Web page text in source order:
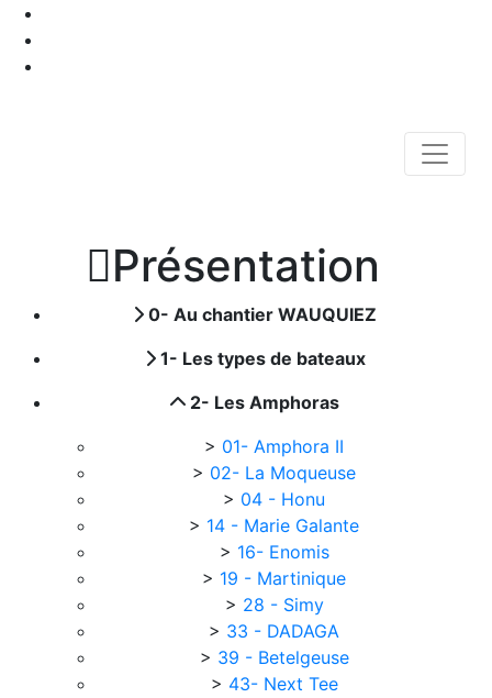
Présentation
0- Au chantier WAUQUIEZ
1- Les types de bateaux
2- Les Amphoras
> 01- Amphora II
> 02- La Moqueuse
> 04 - Honu
> 14 - Marie Galante
> 16- Enomis
> 19 - Martinique
> 28 - Simy
> 33 - DADAGA
> 39 - Betelgeuse
> 43- Next Tee